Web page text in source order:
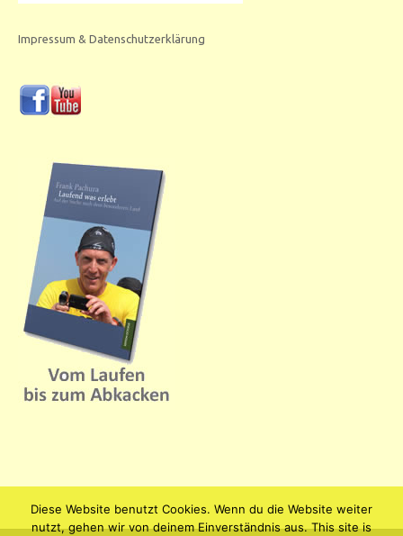
Impressum & Datenschutzerklärung
Diese Website benutzt Cookies. Wenn du die Website weiter
nutzt, gehen wir von deinem Einverständnis aus. This site is